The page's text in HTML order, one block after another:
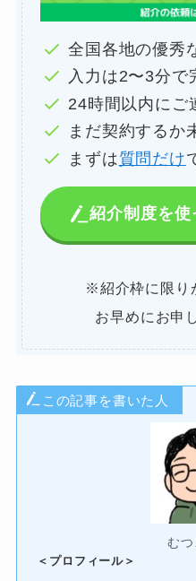
全国各地の優秀
入力は2〜3分で
24時間以内にご
まだ契約するか
まずは質問だけ
紹介制度を使
※紹介枠に限り
お早めにお申
この記事を書いた人
むつ
＜プロフィール＞